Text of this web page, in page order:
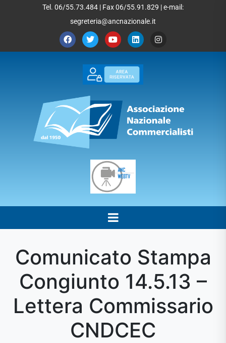
Tel. 06/55.73.484 | Fax 06/55.91.829 | e-mail:
segreteria@ancnazionale.it
Comunicato Stampa
Congiunto 14.5.13 –
Lettera Commissario
CNDCEC